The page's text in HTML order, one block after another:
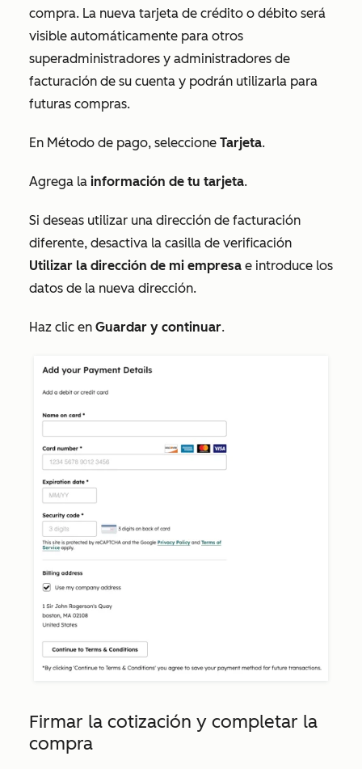
compra. La nueva tarjeta de crédito o débito será
visible automáticamente para otros
superadministradores y administradores de
facturación de su cuenta y podrán utilizarla para
futuras compras.
En Método de pago, seleccione Tarjeta.
Agrega la información de tu tarjeta.
Si deseas utilizar una dirección de facturación
diferente, desactiva la casilla de verificación
Utilizar la dirección de mi empresa e introduce los
datos de la nueva dirección.
Haz clic en Guardar y continuar.
Firmar la cotización y completar la
compra